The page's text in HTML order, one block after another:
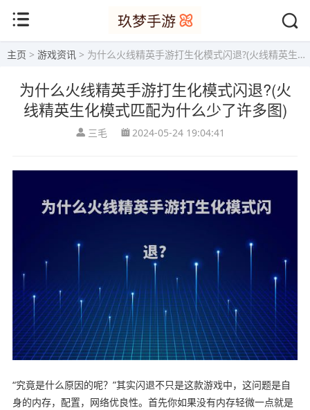
主页 > 游戏资讯 > 为什么火线精英手游打生化模式闪退?(火线精英生化模式匹配为什么少了许多图)
为什么火线精英手游打生化模式闪退?(火
线精英生化模式匹配为什么少了许多图)
三毛 2024-05-24 19:04:41
“究竟是什么原因的呢？”其实闪退不只是这款游戏中，这问题是自
身的内存，配置，网络优良性。首先你如果没有内存轻微一点就是